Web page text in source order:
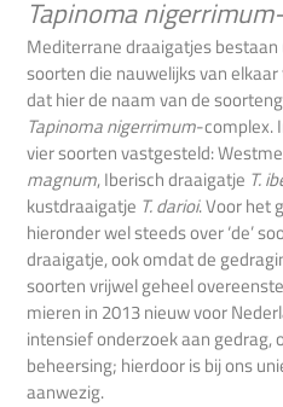
Tapinoma
Mediterrane draaigatjes
soorten die nauwelijks van
dat hier de naam van de
Tapinoma nigerrimum-complex.
vier soorten vastgesteld:
magnum, Iberisch draaigatje T.
kustdraaigatje T. darioi. Voor het
hieronder wel steeds over ‘de’
draaigatje, ook omdat de
soorten vrijwel geheel
mieren in 2013 nieuw voor
intensief onderzoek aan gedrag,
beheersing; hierdoor is bij ons
aanwezig.